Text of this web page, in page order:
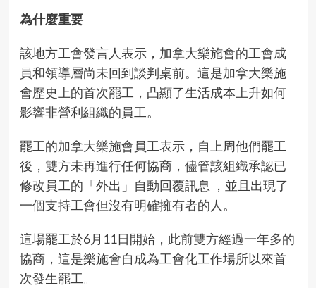
為什麼重要
該地方工會發言人表示，加拿大樂施會的工會成
員和領導層尚未回到談判桌前。這是加拿大樂施
會歷史上的首次罷工，凸顯了生活成本上升如何
影響非營利組織的員工。
罷工的加拿大樂施會員工表示，自上周他們罷工
後，雙方未再進行任何協商，儘管該組織承認已
修改員工的「外出」自動回覆訊息 ，並且出現了
一個支持工會但沒有明確擁有者的人。
這場罷工於6月11日開始，此前雙方經過一年多的
協商，這是樂施會自成為工會化工作場所以來首
次發生罷工。